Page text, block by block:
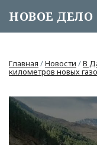
НОВОЕ ДЕЛО
Главная /Новости /В
километров новых